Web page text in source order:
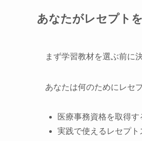
あなたがレセプト
まず学習教材を選ぶ前に
あなたは何のためにレセ
医療事務資格を取得す
実践で使えるレセプト